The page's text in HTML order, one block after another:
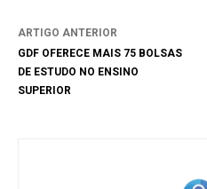
ARTIGO ANTERIOR
GDF OFERECE MAIS 75 BOLSAS
DE ESTUDO NO ENSINO
SUPERIOR